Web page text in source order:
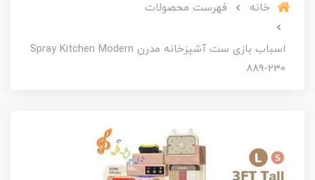
خانه فهرست محصولات
اسباب بازی ست آشپزخانه مدرن Spray Kitchen Modern
889-230